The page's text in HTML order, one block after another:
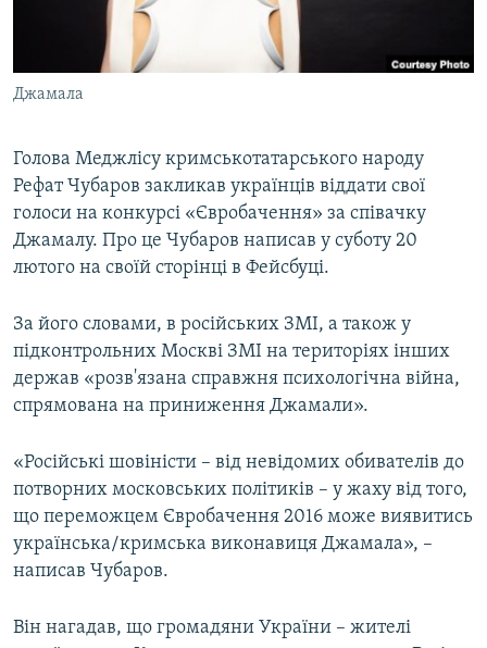
ВІДЕОУРОКИ «ELIFBE»
СВІДЧЕННЯ ОКУПАЦІЇ
УКРАЇНСЬКА ПРОБЛЕМА КРИМУ
Qırımtatar
Усі сайти RFE/RL
Джамала
Голова Меджлісу кримськотатарського народу
Рефат Чубаров закликав українців віддати свої
голоси на конкурсі «Євробачення» за співачку
Джамалу. Про це Чубаров написав у суботу 20
лютого на своїй сторінці в Фейсбуці.
За його словами, в російських ЗМІ, а також у
підконтрольних Москві ЗМІ на територіях інших
держав «розв'язана справжня психологічна війна,
спрямована на приниження Джамали».
«Російські шовіністи – від невідомих обивателів до
потворних московських політиків – у жаху від того,
що переможцем Євробачення 2016 може виявитись
українська/кримська виконавиця Джамала», –
написав Чубаров.
Він нагадав, що громадяни України – жителі